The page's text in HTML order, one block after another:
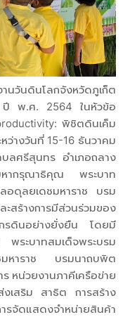
วันดินโลกจังหวัดภูเก็ต
ปี พ.ศ. 2564 ในหัวข้อ
พิชิตดินเค็ม
ว่างวันที่ 15-16 ธันวาคม
ศรีสุนทร อำเภอถลาง
หากรุณาธิคุณ พระบาท
อดุลยเดชมหาราช บรม
สร้างการมีส่วนร่วมของ
รดินอย่างยั่งยืน โดยมี
ระบาทสมเด็จพระบรม
หาราช บรมนาถบพิต
หน่วยงานภาคีเครือข่าย
งเสริม สาธิต การสร้าง
รจัดแสดงจำหน่ายสินค้า